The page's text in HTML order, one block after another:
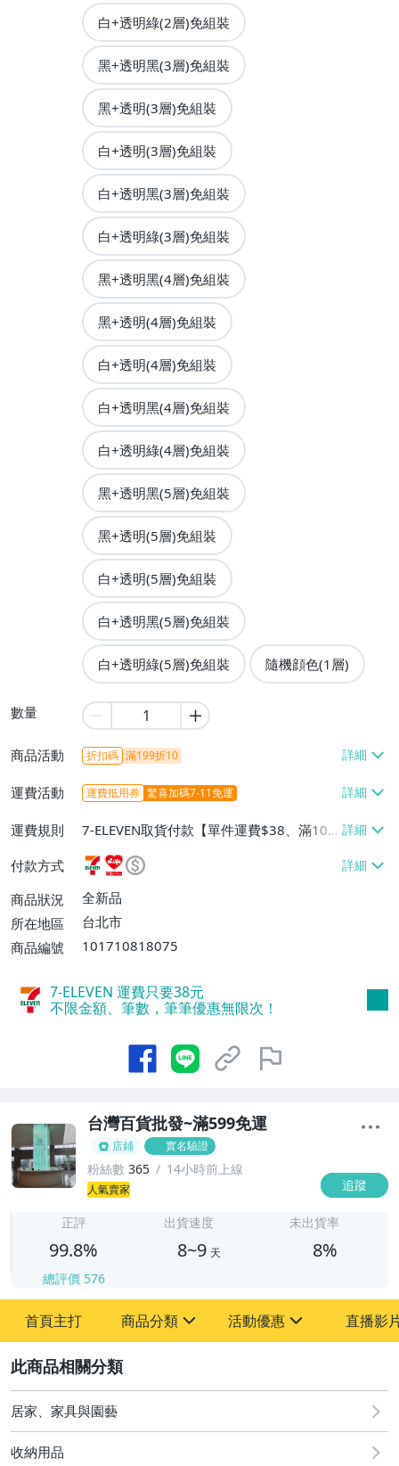
白+透明綠(2層)免組裝
黑+透明黑(3層)免組裝
黑+透明(3層)免組裝
白+透明(3層)免組裝
白+透明黑(3層)免組裝
白+透明綠(3層)免組裝
黑+透明黑(4層)免組裝
黑+透明(4層)免組裝
白+透明(4層)免組裝
白+透明黑(4層)免組裝
白+透明綠(4層)免組裝
黑+透明黑(5層)免組裝
黑+透明(5層)免組裝
白+透明(5層)免組裝
白+透明黑(5層)免組裝
白+透明綠(5層)免組裝 隨機顔色(1層)
數量
商品活動 折扣碼 滿199折10
運費活動 運費抵用券 驚喜加碼7-11免運
運費規則
7-ELEVEN取貨付款【單件運費$38、滿100
件或消費滿$599免運費】、萊爾富取貨付
款【單件運費$60、滿100件或消費滿$599
免運費】、宅配/貨運【單件運費$80、滿1
00件或消費滿$599免運費】
付款方式
商品狀況
全新品
所在地區
台北市
商品編號
101710818075
7-ELEVEN 運費只要38元
不限金額、筆數，筆筆優惠無限次！
台灣百貨批發~滿599免運
店鋪 實名驗證
粉絲數 365 14小時前上線
人氣賣家 追蹤
正評
99.8%
總評價 576
出貨速度
8~9 天
未出貨率
8%
首頁主打 商品分類
其它
活動優惠
[全店] 新品回饋
直播影
居家、家具與園藝
收納用品